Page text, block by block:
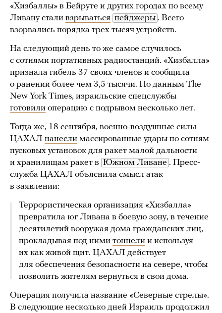
«Хизбаллы» в Бейруте и других городах по всему
Ливану стали взрываться пейджеры . Всего
взорвались порядка трех тысяч устройств.
На следующий день то же самое случилось
с сотнями портативных радиостанций. «Хизбалла»
признала гибель 37 своих членов и сообщила
о ранении более чем 3,5 тысячи. По данным The
New York Times, израильские спецслужбы
готовили операцию с подрывом несколько лет.
Тогда же, 18 сентября, военно-воздушные силы
ЦАХАЛ нанесли массированные удары по сотням
пусковых установок для ракет малой дальности
и хранилищам ракет в Южном Ливане . Пресс-
служба ЦАХАЛ объяснила смысл атак
в заявлении:
Террористическая организация «Хизбалла»
превратила юг Ливана в боевую зону, в течение
десятилетий вооружая дома гражданских лиц,
прокладывая под ними тоннели и используя
их как живой щит. ЦАХАЛ действует
для обеспечения безопасности на севере, чтобы
позволить жителям вернуться в свои дома.
Операция получила название «Северные стрелы».
В следующие несколько дней Израиль продолжил